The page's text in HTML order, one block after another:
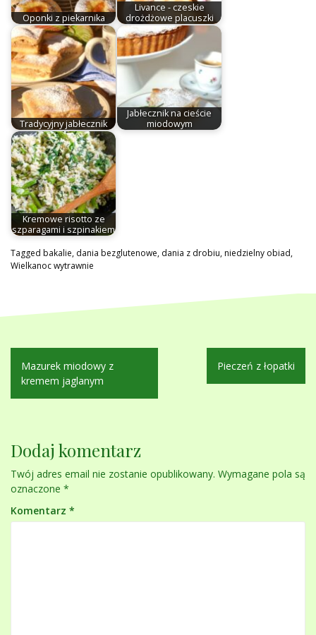
Oponki z piekarnika
Livance - czeskie
drożdżowe placuszki
Tradycyjny jabłecznik
Jabłecznik na cieście
miodowym
Kremowe risotto ze
szparagami i szpinakiem
Tagged bakalie, dania bezglutenowe, dania z drobiu,niedzielny obiad,
Wielkanoc wytrawnie
Nawigacja
wpisu
Mazurek miodowy z
kremem jaglanym
Pieczeń z łopatki
Dodaj komentarz
Twój adres email nie zostanie opublikowany. Wymagane pola są
oznaczone *
Komentarz *